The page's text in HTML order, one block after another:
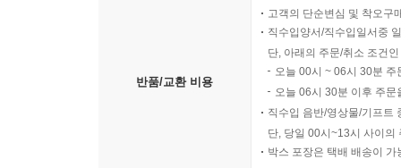
반품/교환 비용
고객의 단순변심 및 착오구
직수입양서/직수입일서중
단, 아래의 주문/취소 조건
오늘 00시 ~ 06시 30분
오늘 06시 30분 이후 주
직수입 음반/영상물/기프트
단, 당일 00시~13시 사이의
박스 포장은 택배 배송이